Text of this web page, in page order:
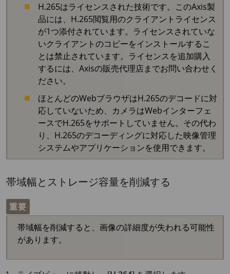
H.265はライセンスされた技術です。このAxis製
品には、H.265閲覧用のクライアントライセンス
が1つ添付されています。ライセンスされていな
いクライアントのコピーをインストールするこ
とは禁止されています。ライセンスを追加購入
するには、Axisの販売代理店までお問い合わせく
ださい。
ほとんどのWebブラウザはH.265のデコードに対
応していないため、カメラはWebインターフェ
ースでH.265をサポートしていません。その代わ
り、H.265のデコーディングに対応した映像管理
システムやアプリケーションを使用できます。
帯域幅とストレージ容量を削減する
重要
帯域幅を削減すると、画像の詳細度が失われる可能性
があります。